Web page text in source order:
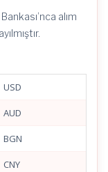
alım
USD
AUD
BGN
CNY